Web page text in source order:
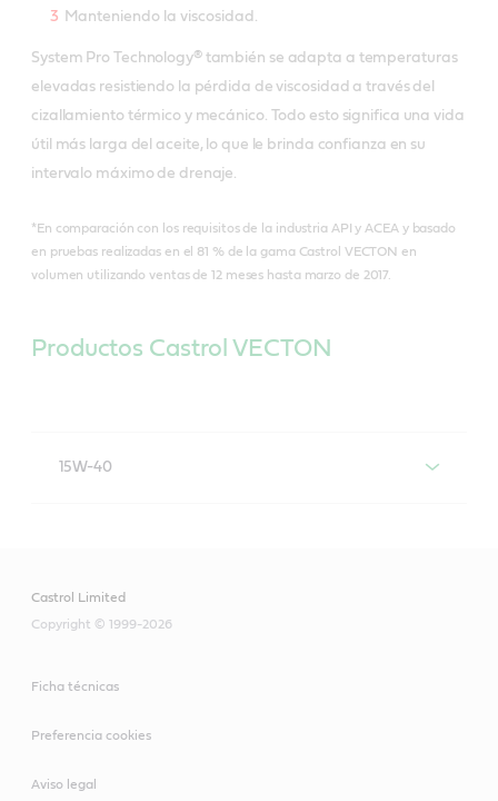
Manteniendo la viscosidad.
System Pro Technology® también se adapta a temperaturas
elevadas resistiendo la pérdida de viscosidad a través del
cizallamiento térmico y mecánico. Todo esto significa una vida
útil más larga del aceite, lo que le brinda confianza en su
intervalo máximo de drenaje.
*En comparación con los requisitos de la industria API y ACEA y basado
en pruebas realizadas en el 81 % de la gama Castrol VECTON en
volumen utilizando ventas de 12 meses hasta marzo de 2017.
Productos Castrol VECTON
15W-40
Castrol Limited
Copyright © 1999-2026
Ficha técnicas
Preferencia cookies
Aviso legal